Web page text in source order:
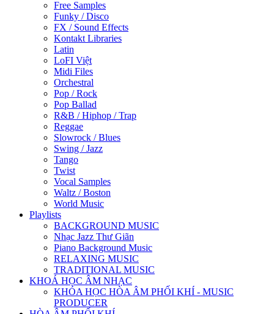
Free Samples
Funky / Disco
FX / Sound Effects
Kontakt Libraries
Latin
LoFI Việt
Midi Files
Orchestral
Pop / Rock
Pop Ballad
R&B / Hiphop / Trap
Reggae
Slowrock / Blues
Swing / Jazz
Tango
Twist
Vocal Samples
Waltz / Boston
World Music
Playlists
BACKGROUND MUSIC
Nhạc Jazz Thư Giãn
Piano Background Music
RELAXING MUSIC
TRADITIONAL MUSIC
KHOÁ HỌC ÂM NHẠC
KHÓA HỌC HÒA ÂM PHỐI KHÍ - MUSIC
PRODUCER